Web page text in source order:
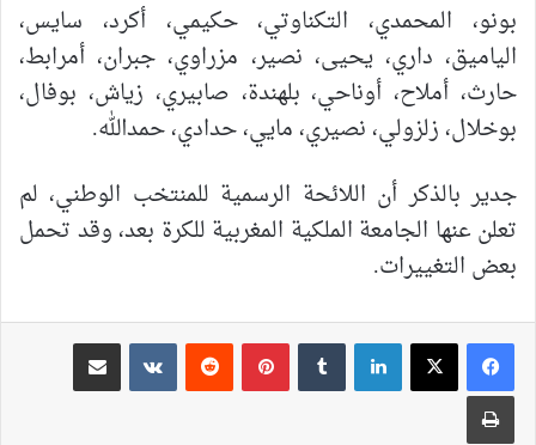
بونو، المحمدي، التكناوتي، حكيمي، أكرد، سايس،
الياميق، داري، يحيى، نصير، مزراوي، جبران، أمرابط،
حارث، أملاح، أوناحي، بلهندة، صابيري، زياش، بوفال،
بوخلال، زلزولي، نصيري، مايي، حدادي، حمدالله.
جدير بالذكر أن اللائحة الرسمية للمنتخب الوطني، لم
تعلن عنها الجامعة الملكية المغربية للكرة بعد، وقد تحمل
بعض التغييرات.
لينكدإن بينتيريست
مشاركة عبر البريد
طباعة